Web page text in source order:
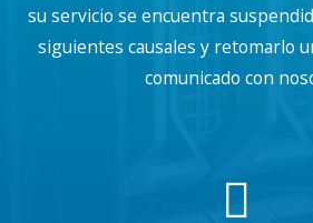
su servicio se encuentra
siguientes causales y retomarlo
comunicado con